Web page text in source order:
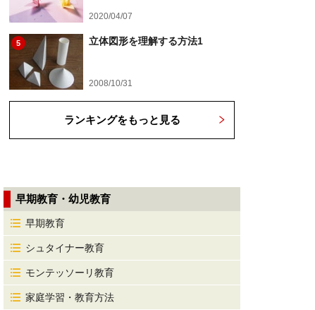
2020/04/07
5 立体図形を理解する方法1
2008/10/31
ランキングをもっと見る
早期教育・幼児教育
早期教育
シュタイナー教育
モンテッソーリ教育
家庭学習・教育方法